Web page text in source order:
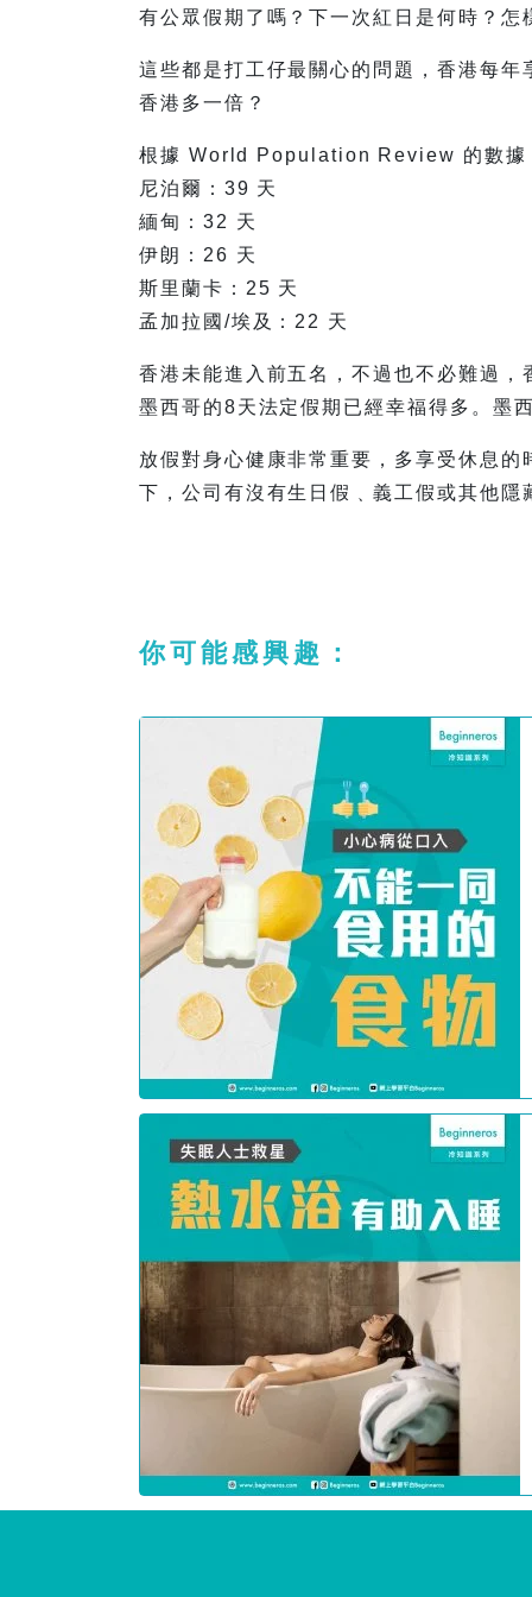
有公眾假期了嗎？下一次紅日是何時？怎
這些都是打工仔最關心的問題，香港每
香港多一倍？
根據 World Population Review 的數據
尼泊爾：39 天
緬甸：32 天
伊朗：26 天
斯里蘭卡：25 天
孟加拉國/埃及：22 天
香港未能進入前五名，不過也不必難過
墨西哥的8天法定假期已經幸福得多。墨
放假對身心健康非常重要，多享受休息
下，公司有沒有生日假﹑義工假或其他隱
你可能感興趣：